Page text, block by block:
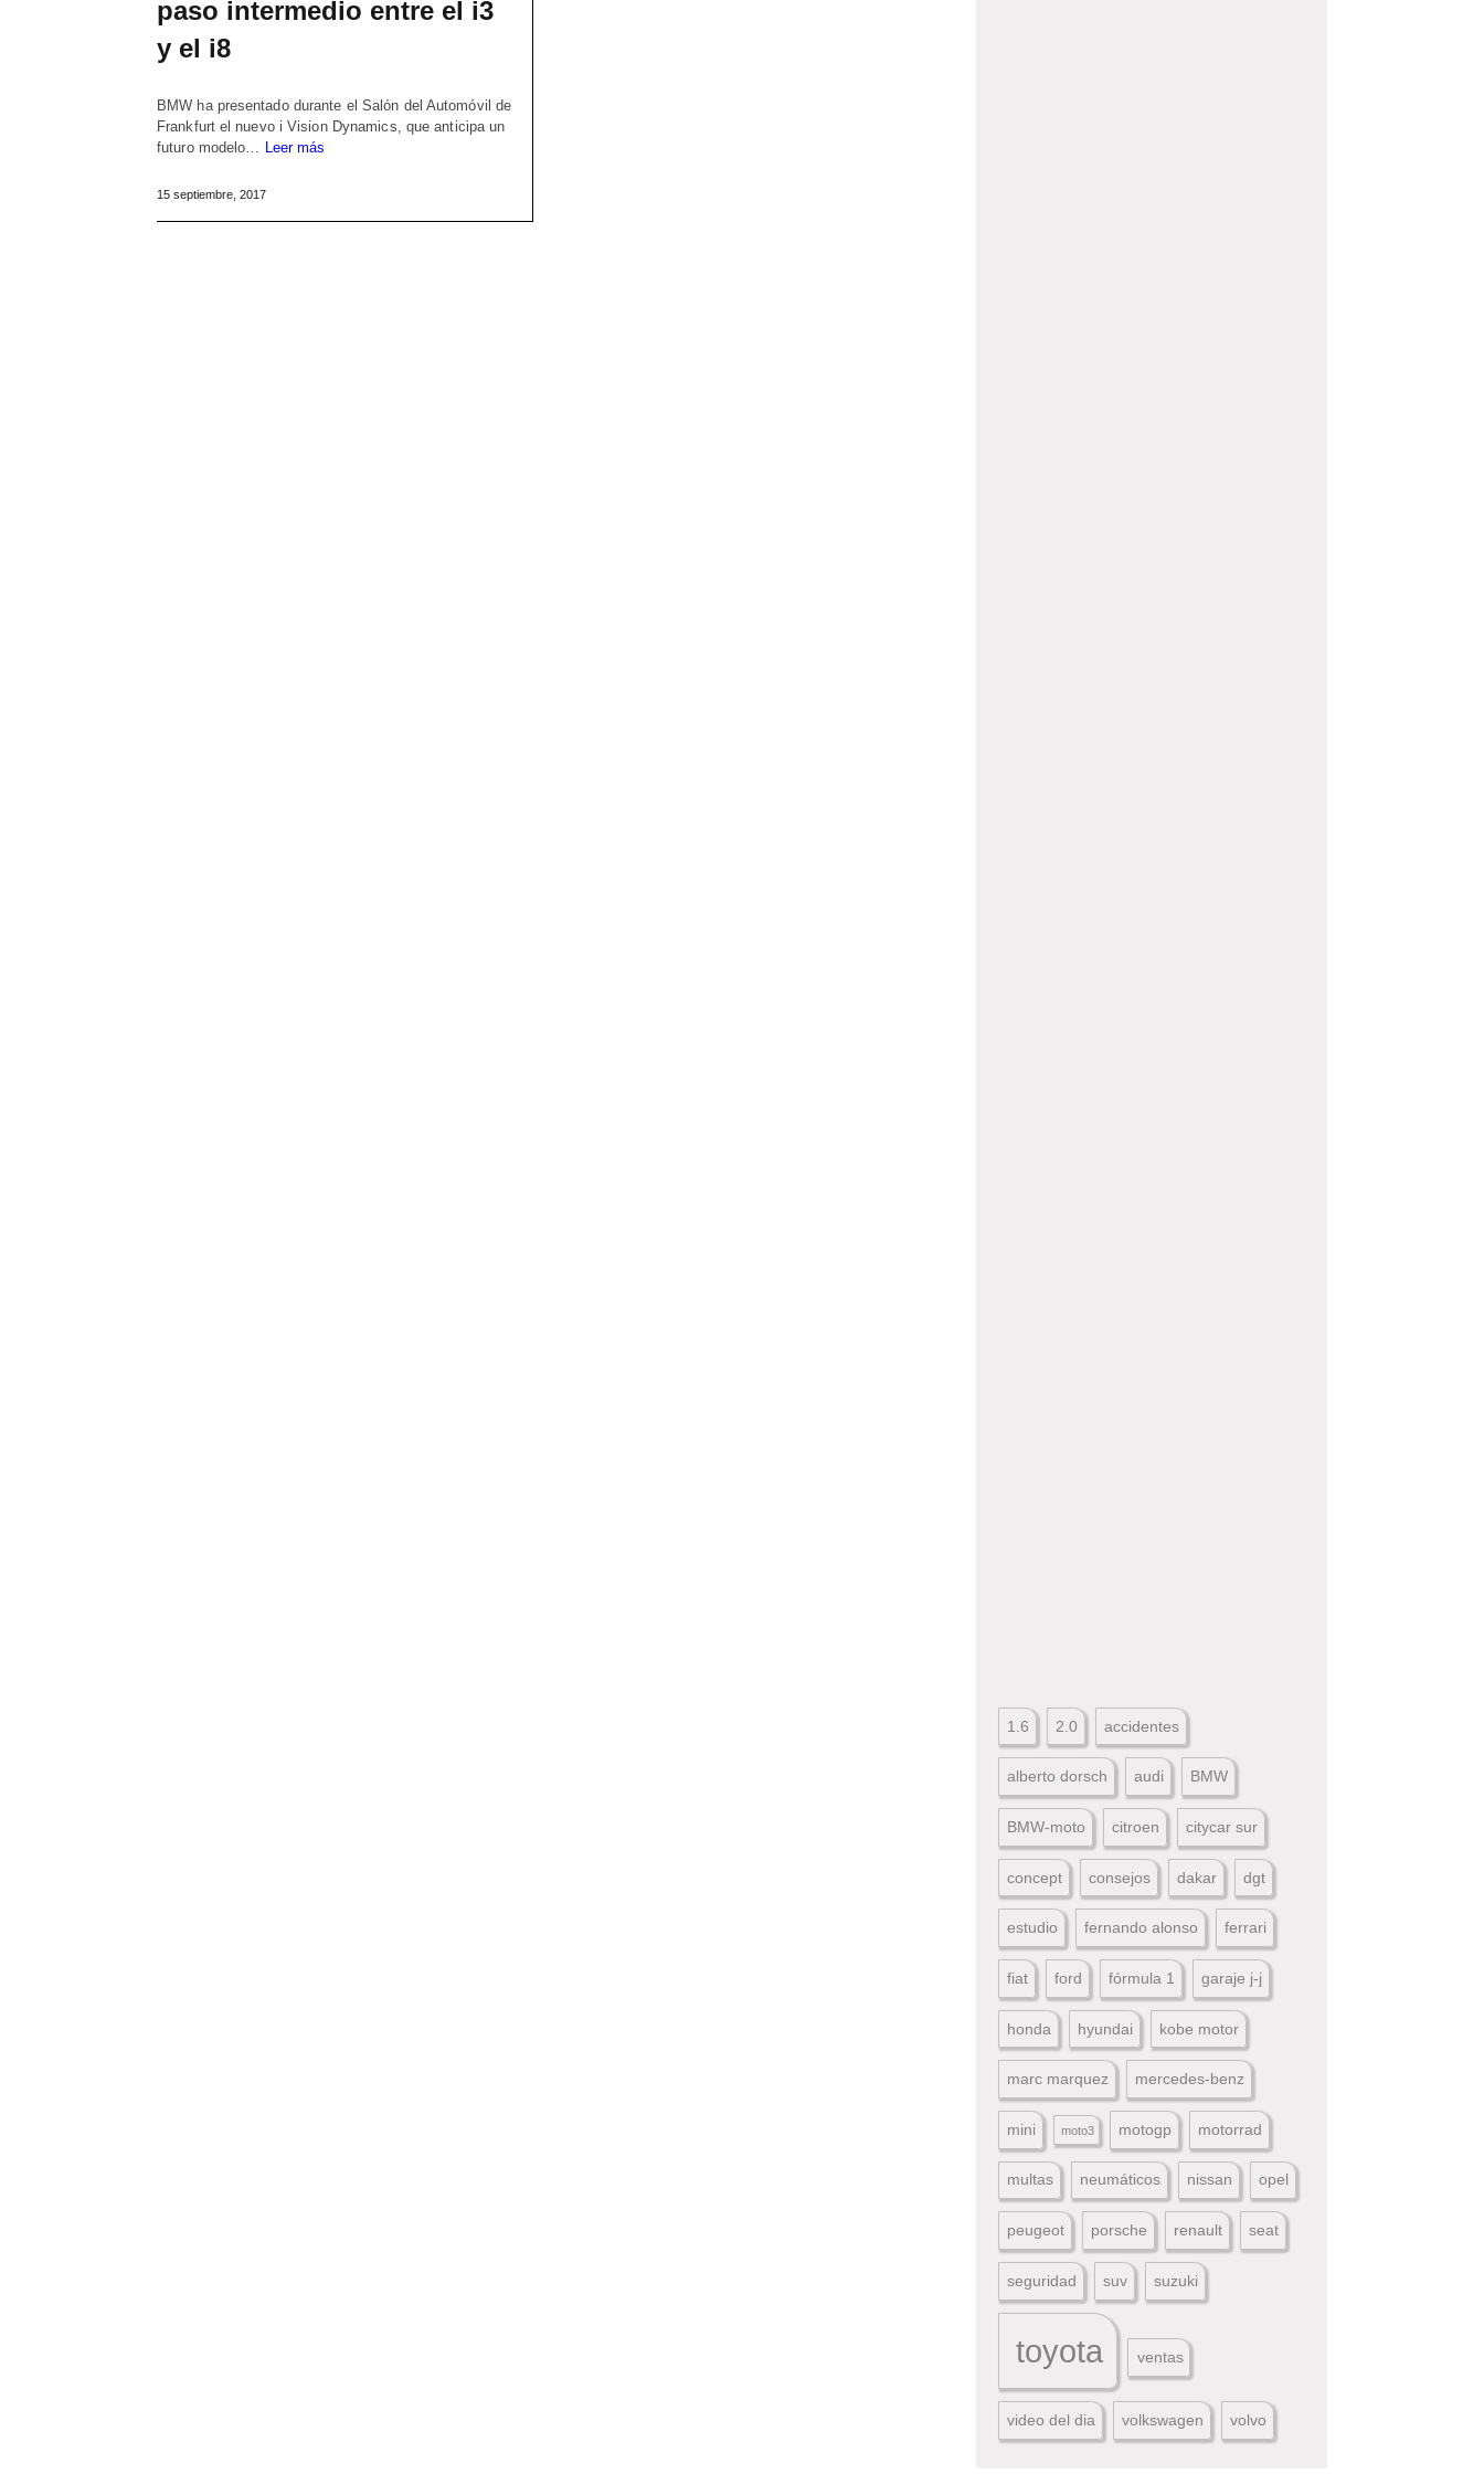
paso intermedio entre el i3
y el i8
BMW ha presentado durante el Salón del Automóvil de
Frankfurt el nuevo i Vision Dynamics, que anticipa un
futuro modelo… Leer más
15 septiembre, 2017
1.6 2.0 accidentes
alberto dorsch audi BMW
BMW-moto citroen citycar sur
concept consejos dakar dgt
estudio fernando alonso ferrari
fiat ford fórmula 1 garaje j-j
honda hyundai kobe motor
marc marquez mercedes-benz
mini moto3 motogp motorrad
multas neumáticos nissan opel
peugeot porsche renault seat
seguridad suv suzuki
toyota ventas
video del dia volkswagen volvo